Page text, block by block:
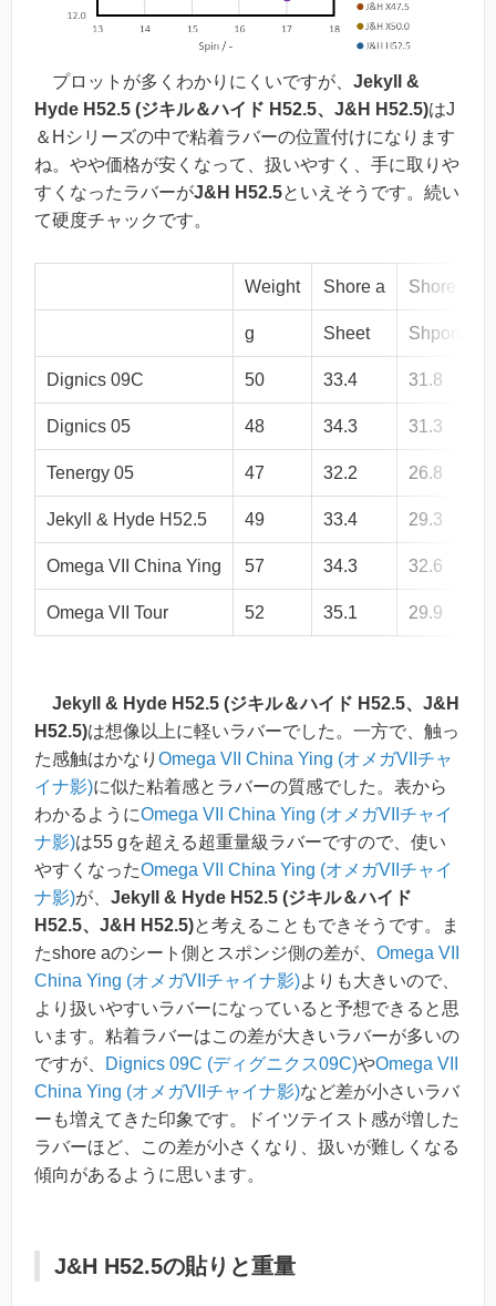
プロットが多くわかりにくいですが、 Jekyll &
Hyde H52.5 (ジキル＆ハイド H52.5、J&H H52.5)はJ
＆Hシリーズの中で粘着ラバーの位置付けになります
ね。やや価格が安くなって、扱いやすく、手に取りや
すくなったラバーがJ&H H52.5といえそうです。続い
て硬度チャックです。
Weight Shore a Shore a
g Sheet Shponge
Dignics 09C 50 33.4 31.8
Dignics 05 48 34.3 31.3
Tenergy 05 47 32.2 26.8
Jekyll & Hyde H52.5 49 33.4 29.3
Omega VII China Ying 57 34.3 32.6
Omega VII Tour 52 35.1 29.9
Jekyll & Hyde H52.5 (ジキル＆ハイド H52.5、J&H
H52.5)は想像以上に軽いラバーでした。一方で、触っ
た感触はかなり Omega VII China Ying (オメガVIIチャ
イナ影)に似た粘着感とラバーの質感でした。表から
わかるようにOmega VII China Ying (オメガVIIチャイ
ナ影)は55 gを超える超重量級ラバーですので、使い
やすくなったOmega VII China Ying (オメガVIIチャイ
ナ影)が、 Jekyll & Hyde H52.5 (ジキル＆ハイド
H52.5、J&H H52.5)と考えることもできそうです。ま
たshore aのシート側とスポンジ側の差が、 Omega VII
China Ying (オメガVIIチャイナ影)よりも大きいので、
より扱いやすいラバーになっていると予想できると思
います。粘着ラバーはこの差が大きいラバーが多いの
ですが、
Dignics 09C (ディグニクス09C)やOmega VII
China Ying (オメガVIIチャイナ影)など差が小さいラバ
ーも増えてきた印象です。ドイツテイスト感が増した
ラバーほど、この差が小さくなり、扱いが難しくなる
傾向があるように思います。
J&H H52.5の貼りと重量